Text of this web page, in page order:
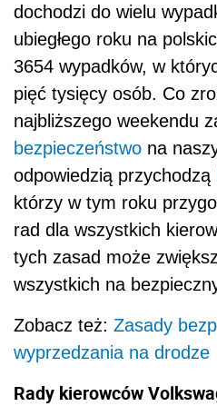
dochodzi do wielu
ubiegłego roku na
3654 wypadków, w
pięć tysięcy osób. Co
najbliższego weekendu
bezpieczeństwo na
odpowiedzią przychodzą
którzy w tym roku
rad dla wszystkich
tych zasad może
wszystkich na
Zobacz też: Zasady
wyprzedzania na drodze
Rady kierowców